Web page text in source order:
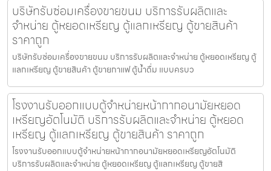
บริษัทรับซ่อมเครื่องขายขนม บริการรับผลิตและ
จำหน่าย ตู้หยอดเหรียญ ตู้แลกเหรียญ ตู้ขายสินค้า
ราคาถูก
บริษัทรับซ่อมเครื่องขายขนม บริการรับผลิตและจำหน่าย ตู้หยอดเหรียญ ตู้
แลกเหรียญ ตู้ขายสินค้า ตู้ขายกาแฟ ตู้น้ำดื่ม แบบครบว
โรงงานรับออกแบบตู้จำหน่ายหน้ากากอนามัยหยอด
เหรียญ​​​อัตโนมัติ บริการรับผลิตและจำหน่าย ตู้หยอด
เหรียญ ตู้แลกเหรียญ ตู้ขายสินค้า ราคาถูก
โรงงานรับออกแบบตู้จำหน่ายหน้ากากอนามัยหยอดเหรียญ​​​อัตโนมัติ
บริการรับผลิตและจำหน่าย ตู้หยอดเหรียญ ตู้แลกเหรียญ ตู้ขายสิ